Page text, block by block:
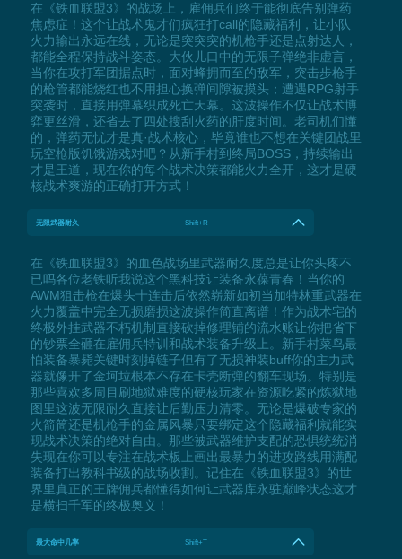
在《铁血联盟3》的战场上，雇佣兵们终于能彻底告别弹药
焦虑症！这个让战术鬼才们疯狂打call的隐藏福利，让小队
火力输出永远在线，无论是突突突的机枪手还是点射达人，
都能全程保持战斗姿态。大伙儿口中的无限子弹绝非虚言，
当你在攻打军团据点时，面对蜂拥而至的敌军，突击步枪手
的枪管都能烧红也不用担心换弹间隙被摸头；遭遇RPG射手
突袭时，直接用弹幕织成死亡天幕。这波操作不仅让战术博
弈更丝滑，还省去了四处搜刮火药的肝度时间。老司机们懂
的，弹药无忧才是真·战术核心，毕竟谁也不想在关键团战里
玩空枪版饥饿游戏对吧？从新手村到终局BOSS，持续输出
才是王道，现在你的每个战术决策都能火力全开，这才是硬
核战术爽游的正确打开方式！
无限武器耐久 Shift+R
在《铁血联盟3》的血色战场里武器耐久度总是让你头疼不
已吗各位老铁听我说这个黑科技让装备永葆青春！当你的
AWM狙击枪在爆头十连击后依然崭新如初当加特林重武器在
火力覆盖中完全无损磨损这波操作简直离谱！作为战术宅的
终极外挂武器不朽机制直接砍掉修理铺的流水账让你把省下
的钞票全砸在雇佣兵特训和战术装备升级上。新手村菜鸟最
怕装备暴毙关键时刻掉链子但有了无损神装buff你的主力武
器就像开了金坷垃根本不存在卡壳断弹的翻车现场。特别是
那些喜欢多周目刷地狱难度的硬核玩家在资源吃紧的炼狱地
图里这波无限耐久直接让后勤压力清零。无论是爆破专家的
火箭筒还是机枪手的金属风暴只要绑定这个隐藏福利就能实
现战术决策的绝对自由。那些被武器维护支配的恐惧统统消
失现在你可以专注在战术板上画出最暴力的进攻路线用满配
装备打出教科书级的战场收割。记住在《铁血联盟3》的世
界里真正的王牌佣兵都懂得如何让武器库永驻巅峰状态这才
是横扫千军的终极奥义！
最大命中几率 Shift+T